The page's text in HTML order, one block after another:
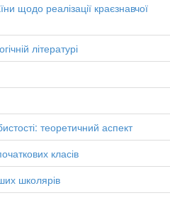
щодо реалізації краєзнавчої
літературі
теоретичний аспект
класів
школярів